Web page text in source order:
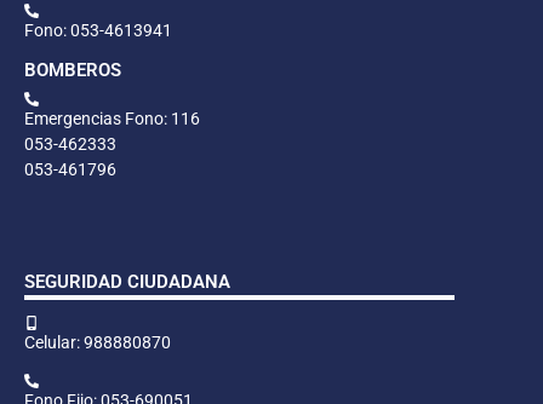
Fono: 053-4613941
BOMBEROS
Emergencias Fono: 116
053-462333
053-461796
SEGURIDAD CIUDADANA
Celular: 988880870
Fono Fijo: 053-690051